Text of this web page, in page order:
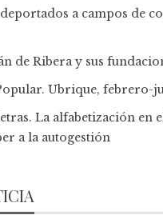
a campos de
de Ribera y sus
Ubrique, febrero-
La alfabetización en
a la autogestión